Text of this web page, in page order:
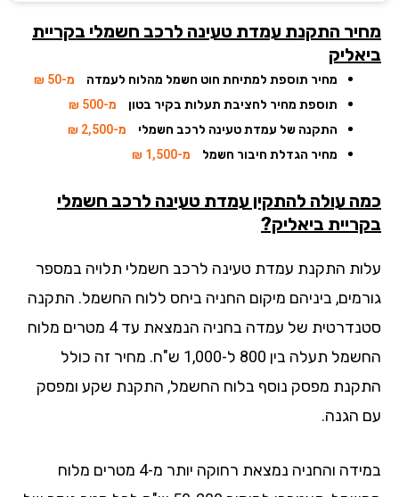
התקנת עמדת טעינה לרכב חשמליבקריית
מחיר תוספת למתיחת חוט חשמל מהלוח לעמדה
מ-50 ₪
תוספת מחיר לחציבת תעלות בקיר בטון
מ-500 ₪
התקנה של עמדת טעינה לרכב חשמלי
מ-2,500 ₪
מחיר הגדלת חיבור חשמל
מ-1,500 ₪
עולה להתקין עמדת טעינה לרכב חשמלי
ביאליק?
התקנת עמדת טעינה לרכב חשמלי תלויה במספר
ביניהם מיקום החניה ביחס ללוח החשמל. התקנה
סטנדרטית של עמדה בחניה הנמצאת עד 4 מטרים מלוח
החשמל תעלה בין 800 ל-1,000 ש"ח. מחיר זה כולל
מפסק נוסף בלוח החשמל, התקנת שקע ומפסק
הגנה.
במידה והחניה נמצאת רחוקה יותר מ-4 מטרים מלוח